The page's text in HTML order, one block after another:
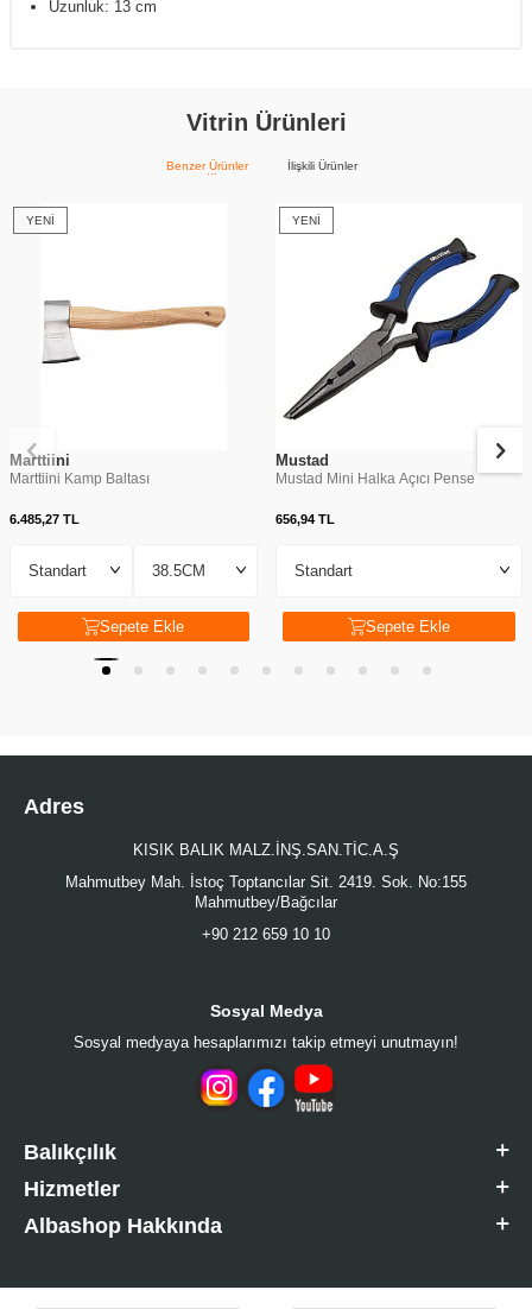
Uzunluk: 13 cm
Vitrin Ürünleri
Benzer Ürünler İlişkili Ürünler
YENI
Marttiini
Marttiini Kamp Baltası
6.485,27 TL
Sepete Ekle
YENI
Mustad
Mustad Mini Halka Açıcı Pense
656,94TL
Sepete Ekle
Adres
KISIK BALIK MALZ.İNŞ.SAN.TİC.A.Ş
Mahmutbey Mah. İstoç Toptancılar Sit. 2419. Sok. No:155
Mahmutbey/Bağcılar
+90 212 659 10 10
Sosyal Medya
Sosyal medyaya hesaplarımızı takip etmeyi unutmayın!
Balıkçılık
Hizmetler
Albashop Hakkında